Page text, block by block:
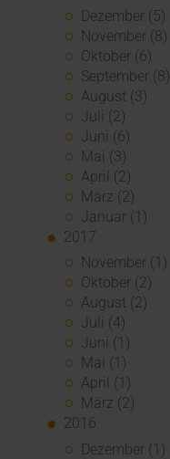
Dezember (5)
November (8)
Oktober (6)
September (8)
August (3)
Juli (2)
Juni (6)
Mai (3)
April (2)
März (2)
Januar (1)
2017
November (1)
Oktober (2)
August (2)
Juli (4)
Juni (1)
Mai (1)
April (1)
März (2)
2016
Dezember (1)